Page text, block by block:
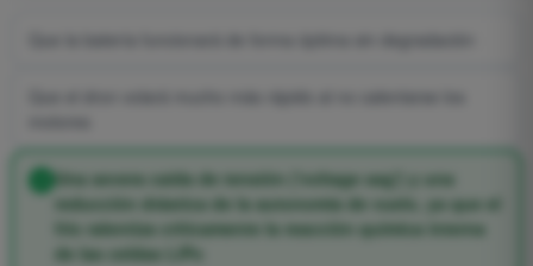
Una severa caída de tensión ('voltage sag') y una
reducción drástica de la autonomía de vuelo, ya que el
frío ralentiza críticamente la reacción química interna
de las celdas LiPo